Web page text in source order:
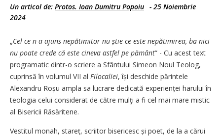
Un articol de: Protos. Ioan Dumitru Popoiu - 25 Noiembrie
2024
„Cel ce n-a ajuns nepăti­mi­tor nu știe ce este ne­pătimirea, ba nici
nu poate crede că este cineva astfel pe pământ” - Cu acest text
progra­ma­tic dintr-o scriere a Sfântului Simeon Noul Teolog,
cuprinsă în volumul VII al Filocaliei, își deschide părintele
Alexandru Roșu ampla sa lucrare dedicată expe­ri­enței harului în
teologia celui considerat de către mulţi a fi cel mai mare mistic
al Bisericii Răsăritene.
Vestitul monah, stareț, scriitor bisericesc și poet, de la a cărui